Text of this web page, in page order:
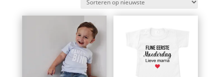
nieuwste